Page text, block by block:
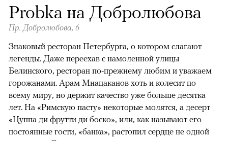
Probka на Добролюбова
Пр. Добролюбова, 6
Знаковый ресторан Петербурга, о котором слагают
легенды. Даже переехав с намоленной улицы
Белинского, ресторан по-прежнему любим и уважаем
горожанами. Арам Мнацаканов хоть и колесит по
всему миру, но держит качество уже больше десятка
лет. На «Римскую пасту» некоторые молятся, а десерт
«Цуппа ди фрутти ди боско», или, как называют его
постоянные гости, «банка», растопил сердце не одной